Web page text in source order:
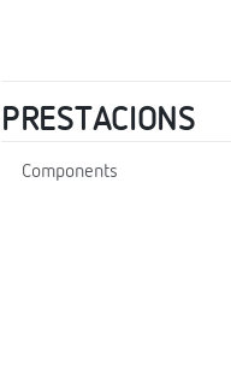
PRESTACIONS
Components